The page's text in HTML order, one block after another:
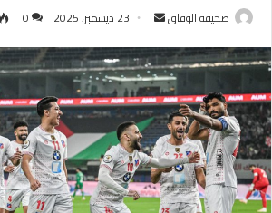
صحيفة الوفاق
أرسل
إلكترونيا
23 ديسمبر، 2025 0